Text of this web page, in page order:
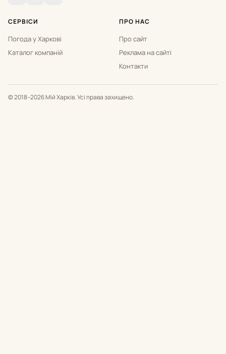
СЕРВІСИ
Погода у Харкові
Каталог компаній
ПРО НАС
Про сайт
Реклама на сайті
Контакти
© 2018–2026 Мій Харків. Усі права захищено.